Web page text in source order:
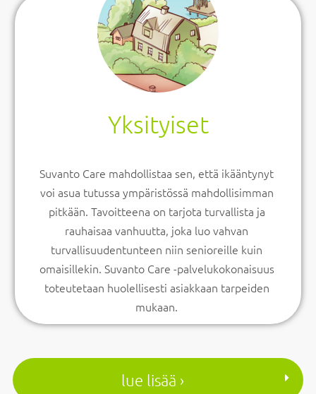
Yksityiset
Suvanto Care mahdollistaa sen, että ikääntynyt
voi asua tutussa ympäristössä mahdollisimman
pitkään. Tavoitteena on tarjota turvallista ja
rauhaisaa vanhuutta, joka luo vahvan
turvallisuudentunteen niin senioreille kuin
omaisillekin. Suvanto Care -palvelukokonaisuus
toteutetaan huolellisesti asiakkaan tarpeiden
mukaan.
lue lisää ›